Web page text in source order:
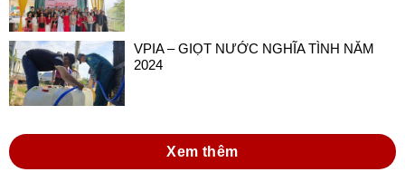
VPIA – GIỌT NƯỚC NGHĨA TÌNH NĂM
2024
Xem thêm